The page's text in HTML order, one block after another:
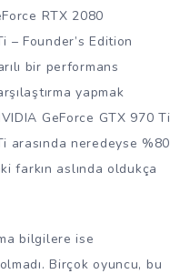
RTX 2080
– Founder’s Edition
bir performans
yapmak
GeForce GTX 970 Ti
arasında neredeyse %80
farkın aslında oldukça
bilgilere ise
Birçok oyuncu, bu